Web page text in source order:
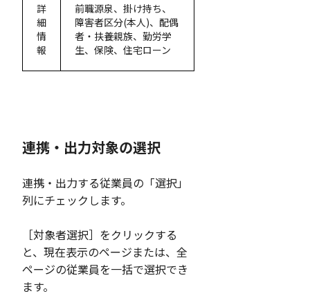
詳
細
情
報
前職源泉、掛け持ち、
障害者区分(本人)、配偶
者・扶養親族、勤労学
生、保険、住宅ローン
連携・出力対象の選択
連携・出力する従業員の「選択」
列にチェックします。
［対象者選択］をクリックする
と、現在表示のページまたは、全
ページの従業員を一括で選択でき
ます。